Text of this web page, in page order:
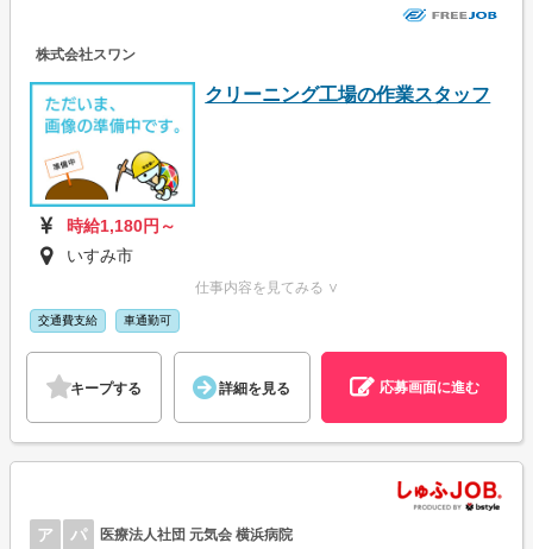
株式会社スワン
クリーニング工場の作業スタッフ
時給1,180円～
いすみ市
仕事内容を見てみる ∨
交通費支給 車通勤可
キープする 詳細を見る 応募画面に進む
ア パ 医療法人社団 元気会 横浜病院